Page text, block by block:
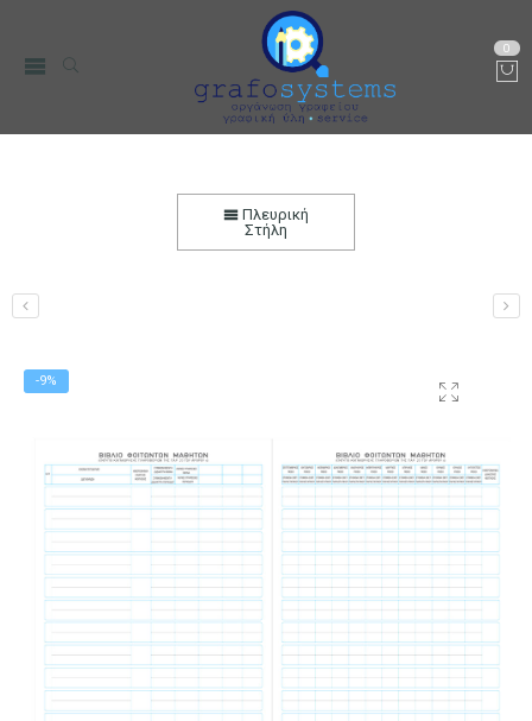
0
Χαρτικά-Είδη Γραφείου Λογιστικά Έντυπα
Πλευρική
Στήλη
-9%